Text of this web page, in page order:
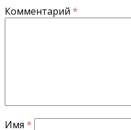
Комментарий *
Имя *